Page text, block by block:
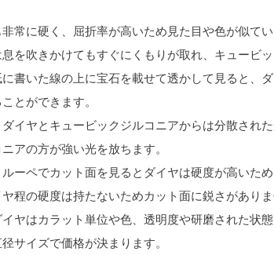
非常に硬く、屈折率が高いため見た目や色が似て
息を吹きかけてもすぐにくもりが取れ、キュービ
に書いた線の上に宝石を載せて透かして見ると、
とができます。
ダイヤとキュービックジルコニアからは分散され
アの方が強い光を放ちます。
ーペでカット面を見るとダイヤは硬度が高いた
程の硬度は持たないためカット面に鋭さがありま
イヤはカラット単位や色、透明度や研磨された状
サイズで価格が決まります。